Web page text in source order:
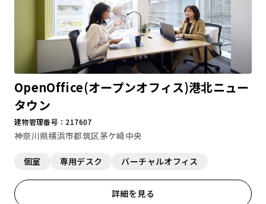
OpenOffice(オープンオフィス)港北ニュー
タウン
建物管理番号：217607
神奈川県横浜市都筑区茅ケ崎中央
個室 専用デスク バーチャルオフィス
詳細を見る